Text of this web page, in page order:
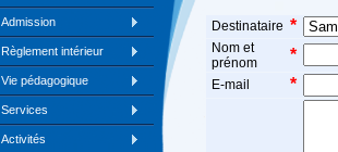
Admission
Règlement intérieur
Vie pédagogique
Services
Activités
Destinataire *
Nom et
prénom
*
E-mail *